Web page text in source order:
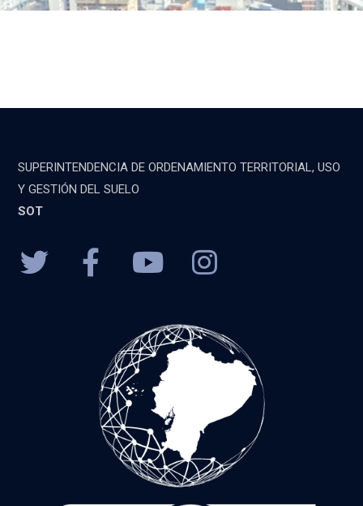
SUPERINTENDENCIA DE ORDENAMIENTO TERRITORIAL, USO
Y GESTIÓN DEL SUELO
SOT